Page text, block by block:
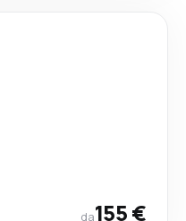
da155 €